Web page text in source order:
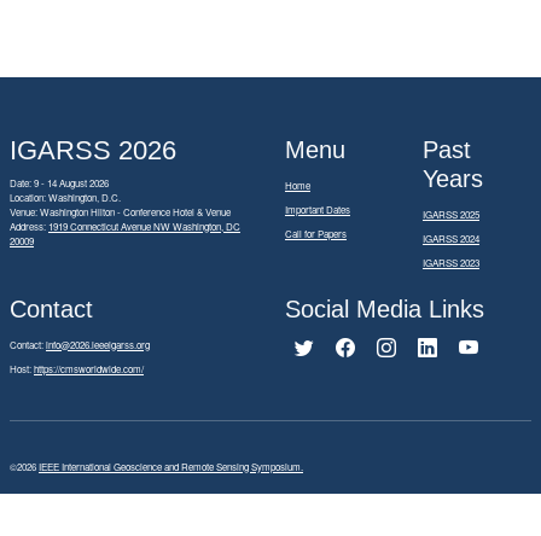
IGARSS 2026
Date: 9 - 14 August 2026
Location: Washington, D.C.
Venue: Washington Hilton - Conference Hotel & Venue
Address: 1919 Connecticut Avenue NW Washington, DC
20009
Menu
Home
Important Dates
Call for Papers
Past
Years
IGARSS 2025
IGARSS 2024
IGARSS 2023
Contact
Contact:info@2026.ieeeigarss.org
Host:https://cmsworldwide.com/
Social Media Links
©2026IEEE International Geoscience and Remote Sensing Symposium.